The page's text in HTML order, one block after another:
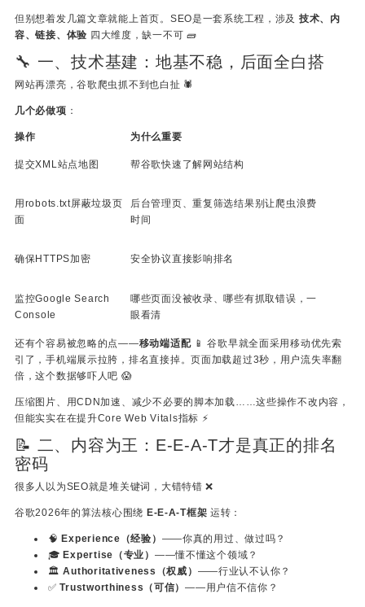
但别想着发几篇文章就能上首页。SEO是一套系统工程，涉及 技术、内
容、链接、体验 四大维度，缺一不可 🧱
🔧 一、技术基建：地基不稳，后面全白搭
网站再漂亮，谷歌爬虫抓不到也白扯 🕷️
几个必做项 ：
操作 为什么重要
提交XML站点地图 帮谷歌快速了解网站结构
用robots.txt屏蔽垃圾页
面
后台管理页、重复筛选结果别让爬虫浪费
时间
确保HTTPS加密 安全协议直接影响排名
监控Google Search
Console
哪些页面没被收录、哪些有抓取错误，一
眼看清
还有个容易被忽略的点——移动端适配 📱 谷歌早就全面采用移动优先索
引了，手机端展示拉胯，排名直接掉。页面加载超过3秒，用户流失率翻
倍，这个数据够吓人吧 😱
压缩图片、用CDN加速、减少不必要的脚本加载……这些操作不改内容，
但能实实在在提升Core Web Vitals指标 ⚡
📝 二、内容为王：E-E-A-T才是真正的排名
密码
很多人以为SEO就是堆关键词，大错特错 ❌
谷歌2026年的算法核心围绕 E-E-A-T框架 运转：
🧠 Experience（经验） ——你真的用过、做过吗？
🎓 Expertise（专业） ——懂不懂这个领域？
🏛️ Authoritativeness（权威） ——行业认不认你？
✅ Trustworthiness（可信）——用户信不信你？